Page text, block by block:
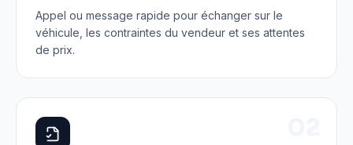
Appel ou message rapide pour échanger sur le
véhicule, les contraintes du vendeur et ses attentes
de prix.